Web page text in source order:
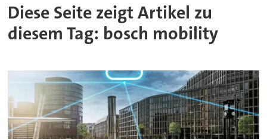
Diese Seite zeigt Artikel zu
diesem Tag: bosch mobility